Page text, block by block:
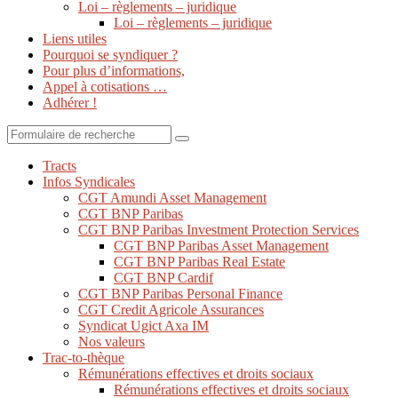
Loi – règlements – juridique
Loi – règlements – juridique
Liens utiles
Pourquoi se syndiquer ?
Pour plus d’informations,
Appel à cotisations …
Adhérer !
Search
Tracts
Infos Syndicales
CGT Amundi Asset Management
CGT BNP Paribas
CGT BNP Paribas Investment Protection Services
CGT BNP Paribas Asset Management
CGT BNP Paribas Real Estate
CGT BNP Cardif
CGT BNP Paribas Personal Finance
CGT Credit Agricole Assurances
Syndicat Ugict Axa IM
Nos valeurs
Trac-to-thèque
Rémunérations effectives et droits sociaux
Rémunérations effectives et droits sociaux